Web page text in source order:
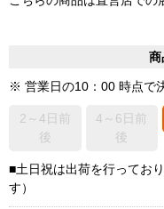
商
※ 営業日の10：00 時点で
2～4日前
後
4～6日前
後
■土日祝は出荷を行ってお
す）